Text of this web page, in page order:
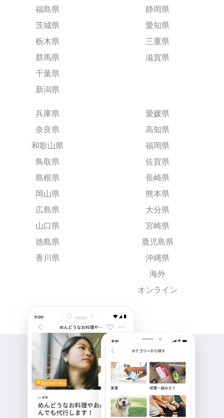
福島県
茨城県
栃木県
群馬県
千葉県
新潟県
静岡県
愛知県
三重県
滋賀県
兵庫県
奈良県
和歌山県
鳥取県
島根県
岡山県
広島県
山口県
徳島県
香川県
愛媛県
高知県
福岡県
佐賀県
長崎県
熊本県
大分県
宮崎県
鹿児島県
沖縄県
海外
オンライン